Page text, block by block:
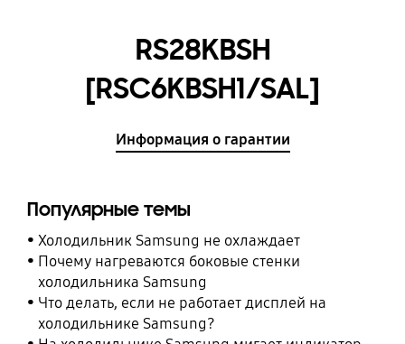
RS28KBSH
[RSC6KBSH1/SAL]
Информация о гарантии
Популярные темы
Холодильник Samsung не охлаждает
Почему нагреваются боковые стенки
холодильника Samsung
Что делать, если не работает дисплей на
холодильнике Samsung?